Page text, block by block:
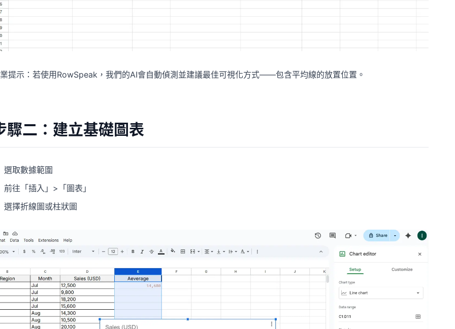
提示：若使用RowSpeak，我們的AI會自動偵測並建議最佳可視化方式——包含平均線的放置位置。
驟二：建立基礎圖表
選取數據範圍
前往「插入」>「圖表」
選擇折線圖或柱狀圖